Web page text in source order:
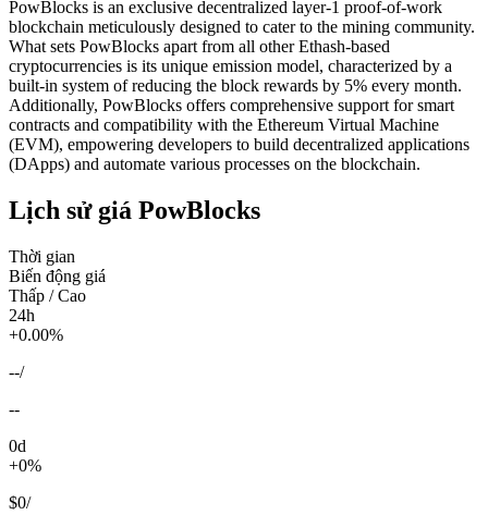
PowBlocks is an exclusive decentralized layer-1 proof-of-work
blockchain meticulously designed to cater to the mining community.
What sets PowBlocks apart from all other Ethash-based
cryptocurrencies is its unique emission model, characterized by a
built-in system of reducing the block rewards by 5% every month.
Additionally, PowBlocks offers comprehensive support for smart
contracts and compatibility with the Ethereum Virtual Machine
(EVM), empowering developers to build decentralized applications
(DApps) and automate various processes on the blockchain.
Lịch sử giá PowBlocks
Thời gian
Biến động giá
Thấp / Cao
24h
+0.00%
--/
--
0d
+0%
$0/